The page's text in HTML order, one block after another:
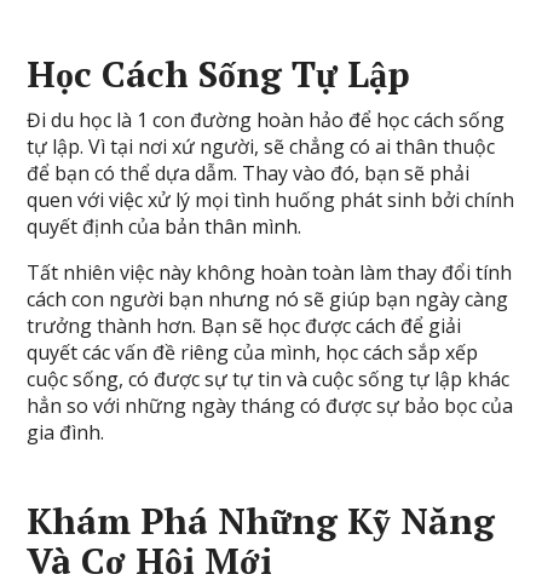
Học Cách Sống Tự Lập
Đi du học là 1 con đường hoàn hảo để học cách sống
tự lập. Vì tại nơi xứ người, sẽ chẳng có ai thân thuộc
để bạn có thể dựa dẫm. Thay vào đó, bạn sẽ phải
quen với việc xử lý mọi tình huống phát sinh bởi chính
quyết định của bản thân mình.
Tất nhiên việc này không hoàn toàn làm thay đổi tính
cách con người bạn nhưng nó sẽ giúp bạn ngày càng
trưởng thành hơn. Bạn sẽ học được cách để giải
quyết các vấn đề riêng của mình, học cách sắp xếp
cuộc sống, có được sự tự tin và cuộc sống tự lập khác
hẳn so với những ngày tháng có được sự bảo bọc của
gia đình.
Khám Phá Những Kỹ Năng
Và Cơ Hội Mới